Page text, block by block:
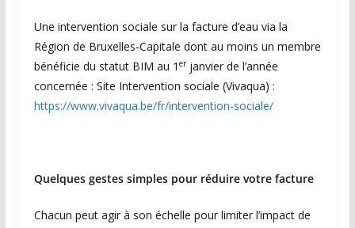
Une intervention sociale sur la facture d’eau via la
Région de Bruxelles-Capitale dont au moins un membre
bénéficie du statut BIM au 1 erjanvier de l’année
concernée : Site Intervention sociale (Vivaqua) :
https://www.vivaqua.be/fr/intervention-sociale/
Quelques gestes simples pour réduire votre facture
Chacun peut agir à son échelle pour limiter l’impact de